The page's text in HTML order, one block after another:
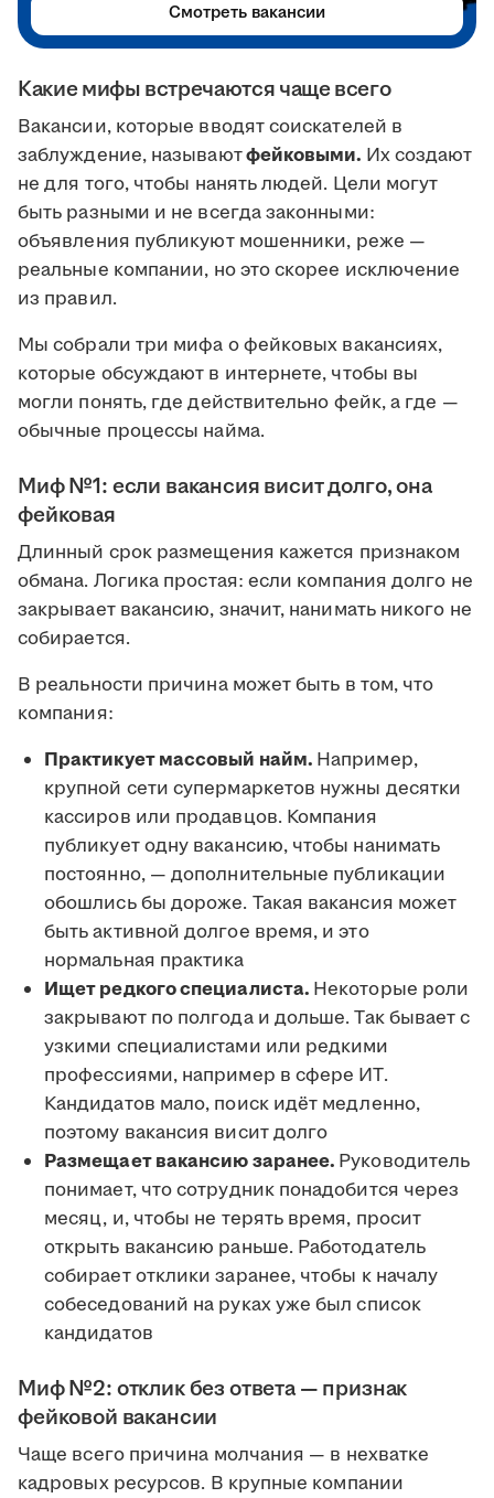
Какие мифы встречаются чаще всего
Вакансии, которые вводят соискателей в
заблуждение, называютфейковыми. Их создают
не для того, чтобы нанять людей. Цели могут
быть разными и не всегда законными:
объявления публикуют мошенники, реже —
реальные компании, но это скорее исключение
из правил.
Мы собрали три мифа о фейковых вакансиях,
которые обсуждают в интернете, чтобы вы
могли понять, где действительно фейк, а где —
обычные процессы найма.
Миф №1: если вакансия висит долго, она
фейковая
Длинный срок размещения кажется признаком
обмана. Логика простая: если компания долго не
закрывает вакансию, значит, нанимать никого не
собирается.
В реальности причина может быть в том, что
компания:
Практикует массовый найм. Например,
крупной сети супермаркетов нужны десятки
кассиров или продавцов. Компания
публикует одну вакансию, чтобы нанимать
постоянно, — дополнительные публикации
обошлись бы дороже. Такая вакансия может
быть активной долгое время, и это
нормальная практика
Ищет редкого специалиста. Некоторые роли
закрывают по полгода и дольше. Так бывает с
узкими специалистами или редкими
профессиями, например в сфере ИТ.
Кандидатов мало, поиск идёт медленно,
поэтому вакансия висит долго
Размещает вакансию заранее. Руководитель
понимает, что сотрудник понадобится через
месяц, и, чтобы не терять время, просит
открыть вакансию раньше. Работодатель
собирает отклики заранее, чтобы к началу
собеседований на руках уже был список
кандидатов
Миф №2: отклик без ответа — признак
фейковой вакансии
Чаще всего причина молчания — в нехватке
кадровых ресурсов. В крупные компании
Смотреть вакансии